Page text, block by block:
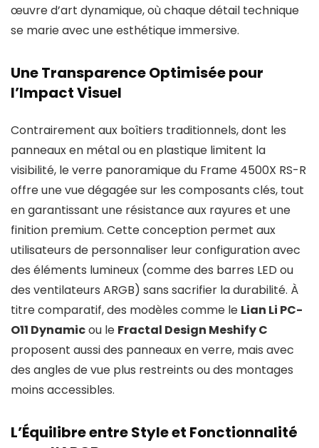
œuvre d’art dynamique, où chaque détail technique
se marie avec une esthétique immersive.
Une Transparence Optimisée pour
l’Impact Visuel
Contrairement aux boîtiers traditionnels, dont les
panneaux en métal ou en plastique limitent la
visibilité, le verre panoramique du Frame 4500X RS-R
offre une vue dégagée sur les composants clés, tout
en garantissant une résistance aux rayures et une
finition premium. Cette conception permet aux
utilisateurs de personnaliser leur configuration avec
des éléments lumineux (comme des barres LED ou
des ventilateurs ARGB) sans sacrifier la durabilité. À
titre comparatif, des modèles comme le Lian Li PC-
O11 Dynamicou le Fractal Design Meshify C
proposent aussi des panneaux en verre, mais avec
des angles de vue plus restreints ou des montages
moins accessibles.
L’Équilibre entre Style et Fonctionnalité